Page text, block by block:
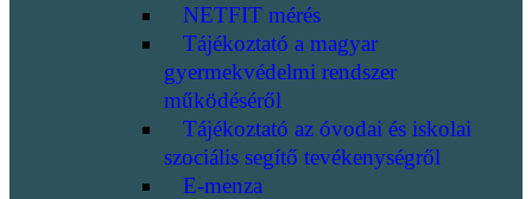
NETFIT mérés
Tájékoztató a magyar
gyermekvédelmi rendszer
működéséről
Tájékoztató az óvodai és iskolai
szociális segítő tevékenységről
E-menza